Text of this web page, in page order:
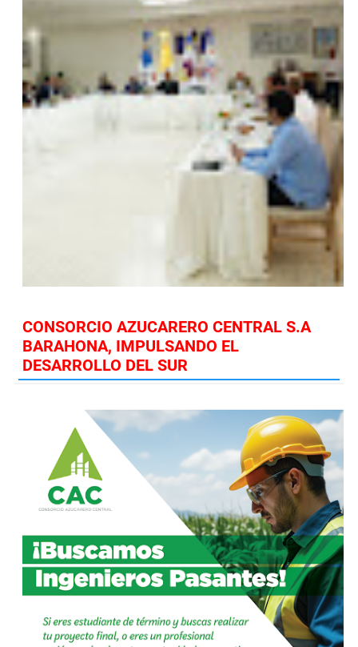
CONSORCIO AZUCARERO CENTRAL S.A
BARAHONA, IMPULSANDO EL
DESARROLLO DEL SUR